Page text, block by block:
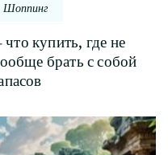
Шоппинг
купить, где не
брать с собой